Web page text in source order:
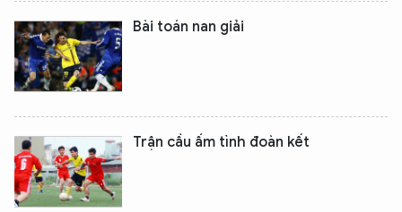
Bài toán nan giải
Trận cầu ấm tình đoàn kết